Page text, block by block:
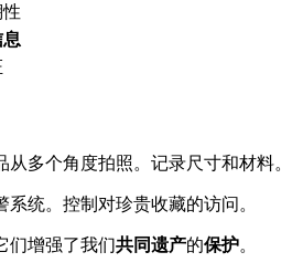
多个角度拍照。记录尺寸和材料。
统。控制对珍贵收藏的访问。
们增强了我们共同遗产的保护。